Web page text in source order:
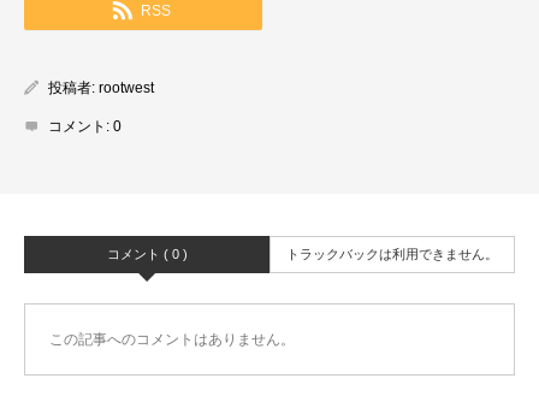
RSS
投稿者: rootwest
コメント: 0
コメント ( 0 ) トラックバックは利用できません。
この記事へのコメントはありません。